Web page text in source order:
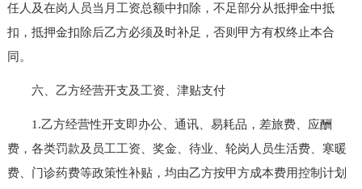
任人及在岗人员当月工资总额中扣除，不足部分从抵押金中抵
扣，抵押金扣除后乙方必须及时补足，否则甲方有权终止本合
同。
六、乙方经营开支及工资、津贴支付
1.乙方经营性开支即办公、通讯、易耗品，差旅费、应酬
费，各类罚款及员工工资、奖金、待业、轮岗人员生活费、寒暖
费、门诊药费等政策性补贴，均由乙方按甲方成本费用控制计划